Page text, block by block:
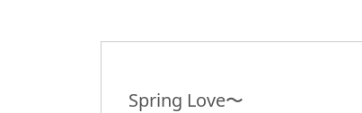
Spring Love〜